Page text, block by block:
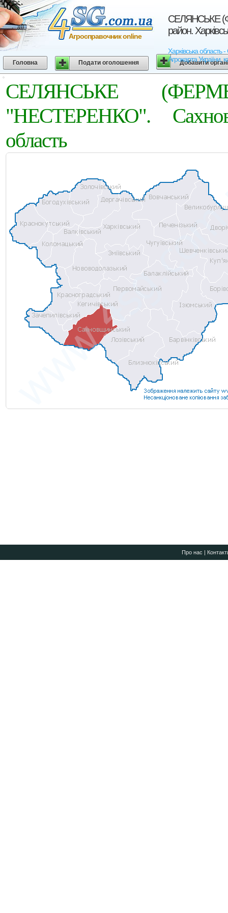
СЕЛЯНСЬКЕ
район.
Харківська
Агрокарта України,
Агросправочник online
Головна Подати оголошення Добавити
СЕЛЯНСЬКЕ
"НЕСТЕРЕНКО".
область
Про нас |